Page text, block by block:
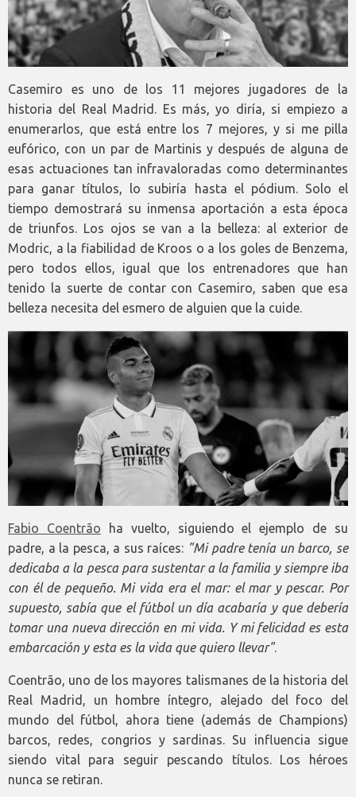
Casemiro es uno de los 11 mejores jugadores de la
historia del Real Madrid. Es más, yo diría, si empiezo a
enumerarlos, que está entre los 7 mejores, y si me pilla
eufórico, con un par de Martinis y después de alguna de
esas actuaciones tan infravaloradas como determinantes
para ganar títulos, lo subiría hasta el pódium. Solo el
tiempo demostrará su inmensa aportación a esta época
de triunfos. Los ojos se van a la belleza: al exterior de
Modric, a la fiabilidad de Kroos o a los goles de Benzema,
pero todos ellos, igual que los entrenadores que han
tenido la suerte de contar con Casemiro, saben que esa
belleza necesita del esmero de alguien que la cuide.
Fabio Coentrão ha vuelto, siguiendo el ejemplo de su
padre, a la pesca, a sus raíces: "Mi padre tenía un barco, se
dedicaba a la pesca para sustentar a la familia y siempre iba
con él de pequeño. Mi vida era el mar: el mar y pescar. Por
supuesto, sabía que el fútbol un día acabaría y que debería
tomar una nueva dirección en mi vida. Y mi felicidad es esta
embarcación y esta es la vida que quiero llevar".
Coentrão, uno de los mayores talismanes de la historia del
Real Madrid, un hombre íntegro, alejado del foco del
mundo del fútbol, ahora tiene (además de Champions)
barcos, redes, congrios y sardinas. Su influencia sigue
siendo vital para seguir pescando títulos. Los héroes
nunca se retiran.